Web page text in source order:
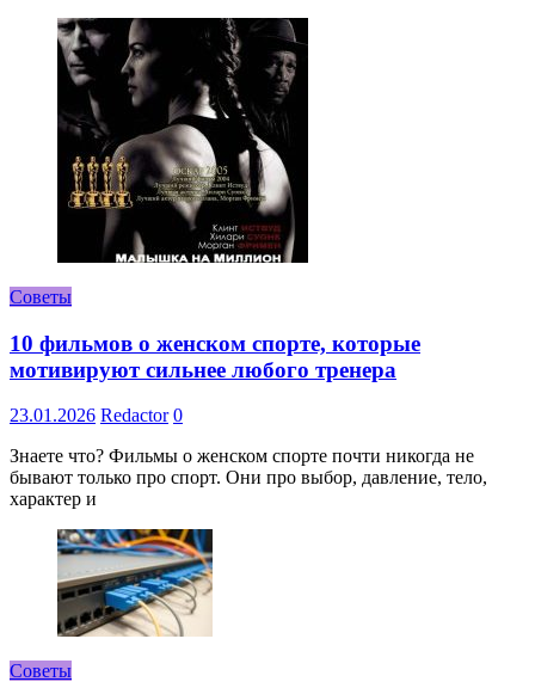
Советы
10 фильмов о женском спорте, которые
мотивируют сильнее любого тренера
23.01.2026 Redactor 0
Знаете что? Фильмы о женском спорте почти никогда не
бывают только про спорт. Они про выбор, давление, тело,
характер и
Советы